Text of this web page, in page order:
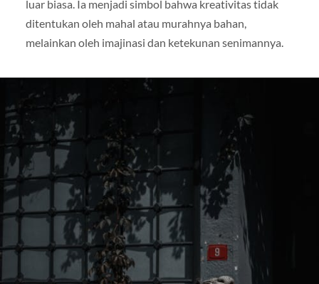
luar biasa. Ia menjadi simbol bahwa kreativitas tidak
ditentukan oleh mahal atau murahnya bahan,
melainkan oleh imajinasi dan ketekunan senimannya.